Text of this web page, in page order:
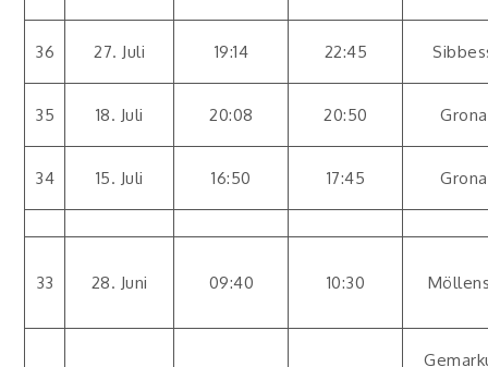
36 27. Juli 19:14 22:45
35 18. Juli 20:08 20:50
34 15. Juli 16:50 17:45
33 28. Juni 09:40 10:30